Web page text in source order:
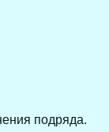
подряда.